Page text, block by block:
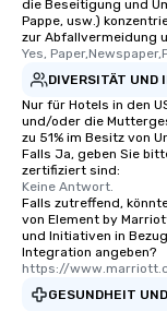
die Beseitigung und
Pappe, usw.)
zur Abfallvermeidung
Yes,
DIVERSITÄT UND
Nur für Hotels in den
und/oder die
zu 51% im Besitz von
Falls Ja, geben Sie
zertifiziert sind:
Keine Antwort.
Falls zutreffend,
von Element by
und Initiativen in
Integration angeben?
https://
GESUNDHEIT